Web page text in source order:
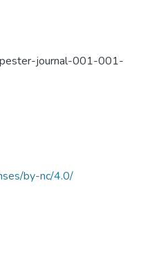
journal-001-001-
by-nc/4.0/